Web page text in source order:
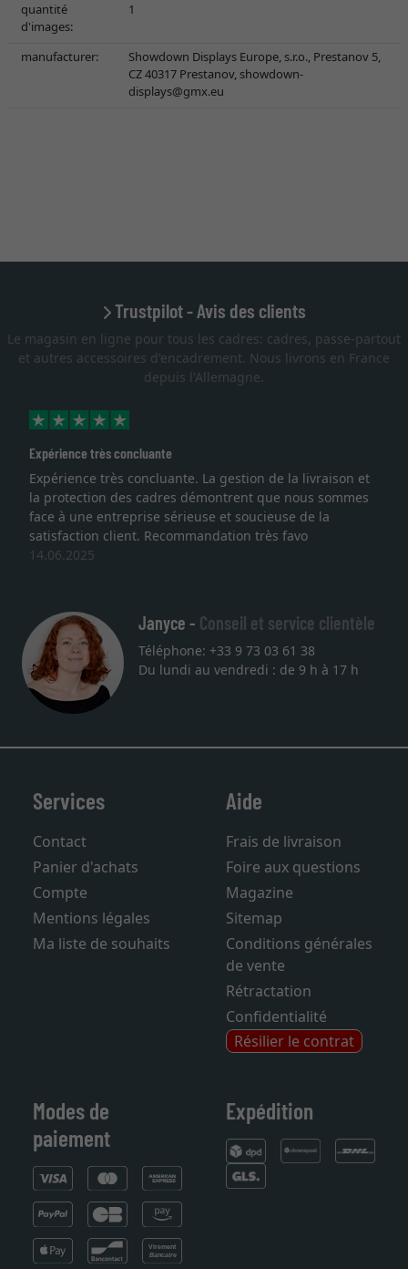
quantité
d'images:
1
manufacturer:
Showdown Displays Europe, s.r.o., Prestanov 5,
CZ 40317 Prestanov,showdown-
displays@gmx.eu
Trustpilot - Avis des clients
Le magasin en ligne pour tous les cadres: cadres, passe-partout
et autres accessoires d'encadrement. Nous livrons en France
depuis l'Allemagne.
Expérience très concluante
Expérience très concluante. La gestion de la livraison et
la protection des cadres démontrent que nous sommes
face à une entreprise sérieuse et soucieuse de la
satisfaction client. Recommandation très favo
14.06.2025
Janyce - Conseil et service clientèle
Téléphone: +33 9 73 03 61 38
Du lundi au vendredi : de 9 h à 17 h
Services
Contact
Panier d'achats
Compte
Mentions légales
Ma liste de souhaits
Aide
Frais de livraison
Foire aux questions
Magazine
Sitemap
Conditions générales
de vente
Rétractation
Confidentialité
Résilier le contrat
Modes de
paiement
Expédition